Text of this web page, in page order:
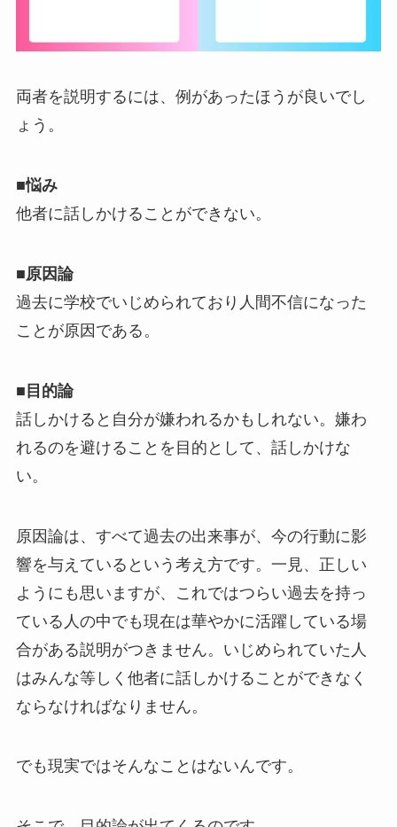
両者を説明するには、例があったほうが良いでし
ょう。
■悩み
他者に話しかけることができない。
■原因論
過去に学校でいじめられており人間不信になった
ことが原因である。
■目的論
話しかけると自分が嫌われるかもしれない。嫌わ
れるのを避けることを目的として、話しかけな
い。
原因論は、すべて過去の出来事が、今の行動に影
響を与えているという考え方です。一見、正しい
ようにも思いますが、これではつらい過去を持っ
ている人の中でも現在は華やかに活躍している場
合がある説明がつきません。いじめられていた人
はみんな等しく他者に話しかけることができなく
ならなければなりません。
でも現実ではそんなことはないんです。